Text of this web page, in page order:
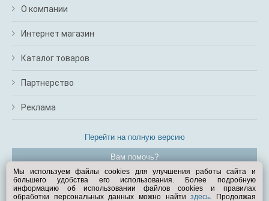
О компании
Интернет магазин
Каталог товаров
Партнерство
Реклама
Перейти на полную версию
Вам помочь?
© Exist.ru 1998—2026
Мы используем файлы cookies для улучшения работы сайта и
большего удобства его использования. Более подробную
информацию об использовании файлов cookies и правилах
обработки персональных данных можно найтиздесь. Продолжая